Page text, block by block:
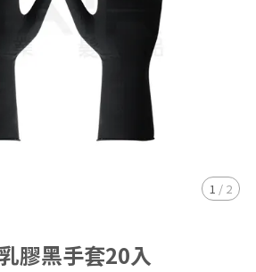
1 / 2
膠黑手套20入